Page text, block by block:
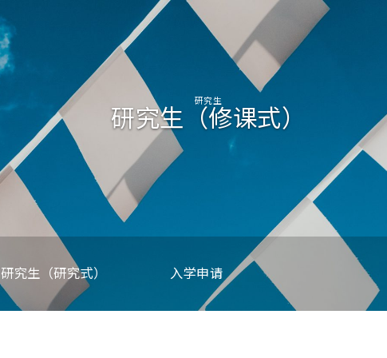
研究生
研究生（修课式）
研究生（研究式） 入学申请